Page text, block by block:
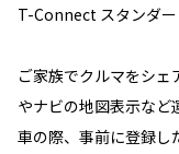
T-Connect スタンダ
ご家族でクルマをシェ
やナビの地図表示など
車の際、事前に登録し